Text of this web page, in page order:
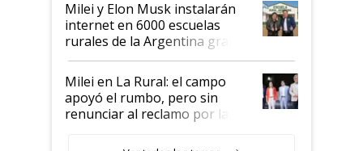
Milei y Elon Musk instalarán
internet en 6000 escuelas
rurales de la Argentina gracias
a un acuerdo con Starlink
Milei en La Rural: el campo
apoyó el rumbo, pero sin
renunciar al reclamo por las